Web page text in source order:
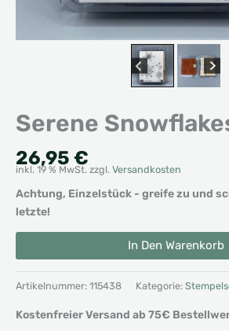
Serene
26,95 €
inkl. 19 % MwSt. zzgl. Versandkosten
Achtung, Einzelstück - greife zu und
letzte!
Serene
In Den Warenkorb
Alternative:
Artikelnummer: 115438 Kategorie:
Kostenfreier Versand ab 75€